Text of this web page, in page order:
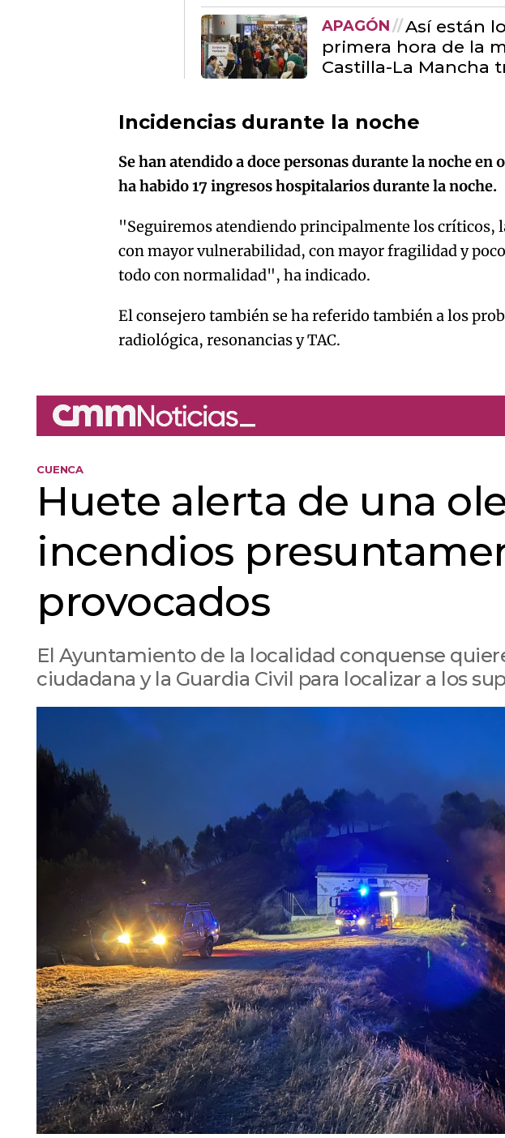
APAGÓN
Así están
primera hora de la
Castilla-La Mancha
Incidencias durante la noche
Se han atendido a doce personas durante la noche
ha habido 17 ingresos hospitalarios durante la noche.
"Seguiremos atendiendo principalmente los críticos,
con mayor vulnerabilidad, con mayor fragilidad y
todo con normalidad", ha indicado.
El consejero también se ha referido también a los
radiológica, resonancias y TAC.
CUENCA
Huete alerta de una
incendios
provocados
El Ayuntamiento de la localidad conquense
ciudadana y la Guardia Civil para localizar a los